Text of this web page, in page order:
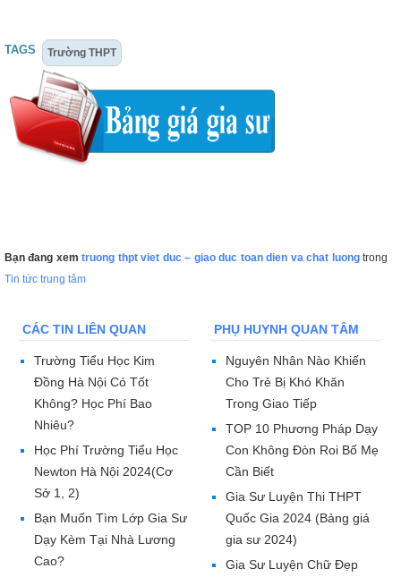
TAGS Trường THPT
Bạn đang xemtruong thpt viet duc – giao duc toan dien va chat luongtrong
Tin tức trung tâm
CÁC TIN LIÊN QUAN
Trường Tiểu Học Kim
Đồng Hà Nội Có Tốt
Không? Học Phí Bao
Nhiêu?
Học Phí Trường Tiểu Học
Newton Hà Nội 2024(Cơ
Sở 1, 2)
Bạn Muốn Tìm Lớp Gia Sư
Dạy Kèm Tại Nhà Lương
Cao?
PHỤ HUYNH QUAN TÂM
Nguyên Nhân Nào Khiến
Cho Trẻ Bị Khó Khăn
Trong Giao Tiếp
TOP 10 Phương Pháp Dạy
Con Không Đòn Roi Bố Mẹ
Cần Biết
Gia Sư Luyện Thi THPT
Quốc Gia 2024 (Bảng giá
gia sư 2024)
Gia Sư Luyện Chữ Đẹp